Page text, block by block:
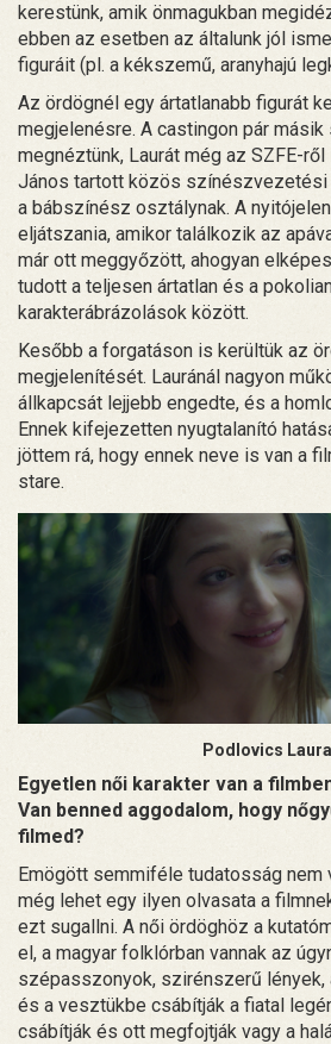
kerestünk, amik önmagukban
ebben az esetben az általunk jól
figuráit (pl. a kékszemű, aranyhajú
Az ördögnél egy ártatlanabb figurát
megjelenésre. A castingon pár
megnéztünk, Laurát még az SZFE-
János tartott közös színészvezetési
a bábszínész osztálynak. A
eljátszania, amikor találkozik az
már ott meggyőzött, ahogyan
tudott a teljesen ártatlan és a
karakterábrázolások között.
Kesőbb a forgatáson is kerültük az
megjelenítését. Lauránál nagyon
állkapcsát lejjebb engedte, és a
Ennek kifejezetten nyugtalanító
jöttem rá, hogy ennek neve is van a
stare.
Podlovics Laura
Egyetlen női karakter van a
Van benned aggodalom, hogy
filmed?
Emögött semmiféle tudatosság
még lehet egy ilyen olvasata a
ezt sugallni. A női ördöghöz a
el, a magyar folklórban vannak az
szépasszonyok, szirénszerű lények,
és a vesztükbe csábítják a fiatal
csábítják és ott megfojtják vagy a